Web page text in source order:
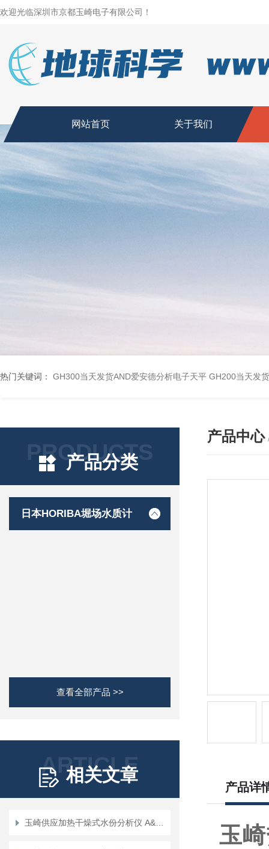
欢迎光临深圳市京都玉崎电子有限公司！
网站首页 关于我们
热门关键词： GH300当天发货AND爱安德分析电子天平 GH200当天发
PRODUCTS
产品分类
日本HORIBA堀场水质计
查看全部产品 >>
ARTICLE
相关文章
产品中心
产品详
玉